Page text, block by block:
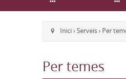
Inici›Serveis› Per
Per temes